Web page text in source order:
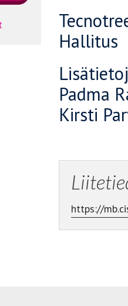
Hallitus
Padma
Kirsti
https://